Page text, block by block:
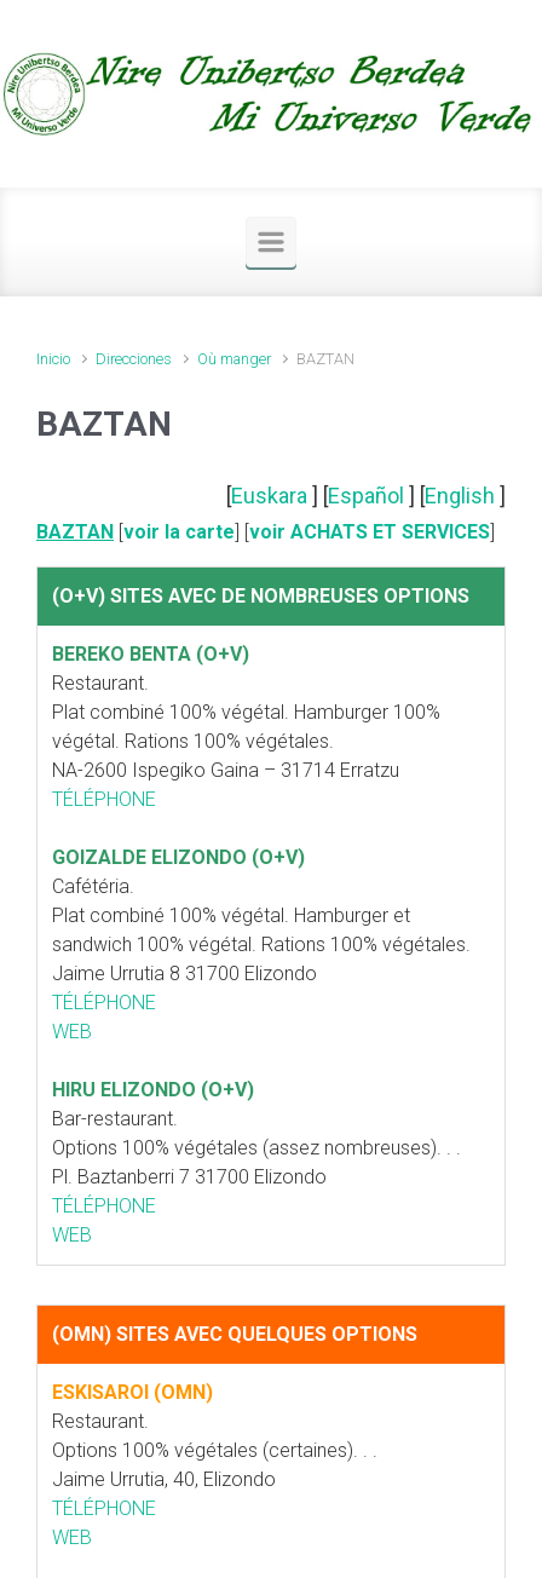
Inicio Direcciones Où manger BAZTAN
BAZTAN
[Euskara ] [Español ] [English ]
BAZTAN [voir la carte] [voir ACHATS ET SERVICES]
(O+V) SITES AVEC DE NOMBREUSES OPTIONS
BEREKO BENTA (O+V)
Restaurant.
Plat combiné 100% végétal. Hamburger 100%
végétal. Rations 100% végétales.
NA-2600 Ispegiko Gaina – 31714 Erratzu
TÉLÉPHONE
GOIZALDE ELIZONDO (O+V)
Cafétéria.
Plat combiné 100% végétal. Hamburger et
sandwich 100% végétal. Rations 100% végétales.
Jaime Urrutia 8 31700 Elizondo
TÉLÉPHONE
WEB
HIRU ELIZONDO (O+V)
Bar-restaurant.
Options 100% végétales (assez nombreuses). . .
Pl. Baztanberri 7 31700 Elizondo
TÉLÉPHONE
WEB
(OMN) SITES AVEC QUELQUES OPTIONS
ESKISAROI (OMN)
Restaurant.
Options 100% végétales (certaines). . .
Jaime Urrutia, 40, Elizondo
TÉLÉPHONE
WEB